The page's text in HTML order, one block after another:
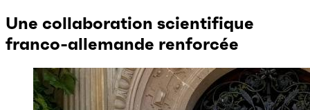
Une collaboration scientifique
franco-allemande renforcée